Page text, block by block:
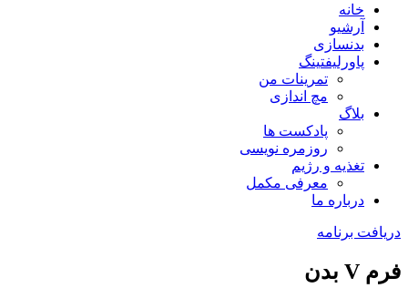
خانه
آرشیو
بدنسازی
پاورلیفتینگ
تمرینات من
مچ اندازی
بلاگ
پادکست ها
روزمره نویسی
تغذیه و رژیم
معرفی مکمل
درباره ما
دریافت برنامه
فرم V بدن